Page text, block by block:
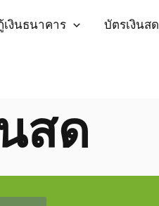
เงินธนาคาร บัตรเงินสด
สด